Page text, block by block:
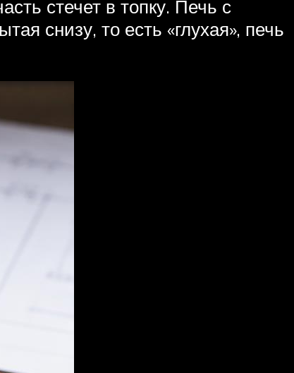
стечет в топку. Печь с
снизу, то есть «глухая», печь